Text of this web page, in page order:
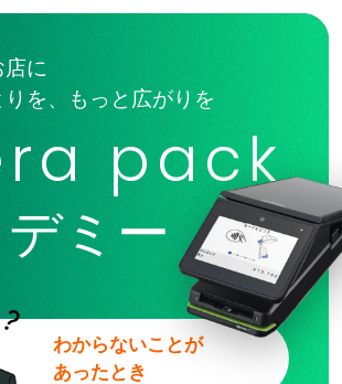
に
りを、もっと広がりを
pack
ミー
わからないことが
あったとき